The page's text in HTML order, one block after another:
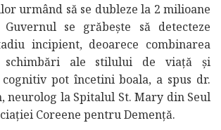
urmând să se dubleze la 2 milioane
se grăbește să detecteze
incipient, deoarece combinarea
schimbări ale stilului de viață și
pot încetini boala, a spus dr.
neurolog la Spitalul St. Mary din Seul
Coreene pentru Demență.